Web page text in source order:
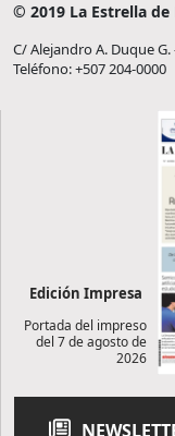
© 2019 La Estrella de
C/ Alejandro A. Duque
Teléfono: +507 204-0000
Edición Impresa
Portada del impreso
del 7 de agosto de
2026